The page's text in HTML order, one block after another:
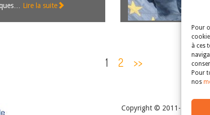
Pour
à ces
Pour
nos
Lire la suite
1 2 >>
Copyright © 2011-2026